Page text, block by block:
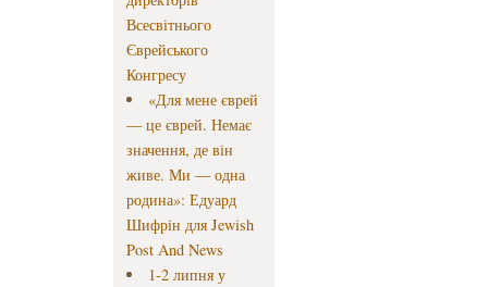
Всесвітнього
Єврейського
Конгресу
«Для мене єврей
— це єврей. Немає
значення, де він
живе. Ми — одна
родина»: Едуард
Шифрін для Jewish
Post And News
1-2 липня у